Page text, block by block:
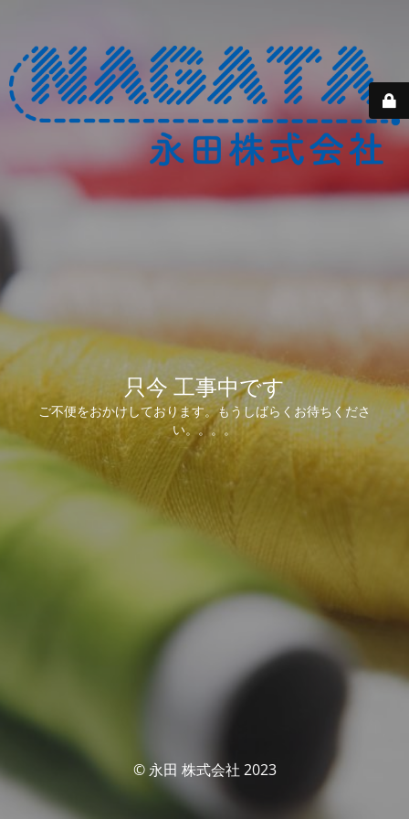
只今 工事中です
ご不便をおかけしております。もうしばらくお待ちくださ
い。。。。
© 永田 株式会社 2023